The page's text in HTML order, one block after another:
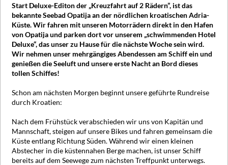
Start Deluxe-Editon der „Kreuzfahrt auf 2 Rädern”, ist das
bekannte Seebad Opatija an der nördlichen kroatischen Adria-
Küste. Wir fahren mit unseren Motorrädern direkt in den Hafen
von Opatija und parken dort vor unserem „schwimmenden Hotel
Deluxe“, das unser zu Hause für die nächste Woche sein wird.
Wir nehmen unser mehrgängiges Abendessen am Schiff ein und
genießen die Seeluft und unsere erste Nacht an Bord dieses
tollen Schiffes!
Schon am nächsten Morgen beginnt unsere geführte Rundreise
durch Kroatien:
Nach dem Frühstück verabschieden wir uns von Kapitän und
Mannschaft, steigen auf unsere Bikes und fahren gemeinsam die
Küste entlang Richtung Süden. Während wir einen kleinen
Abstecher in die küstennahen Berge machen, ist unser Schiff
bereits auf dem Seewege zum nächsten Treffpunkt unterwegs.